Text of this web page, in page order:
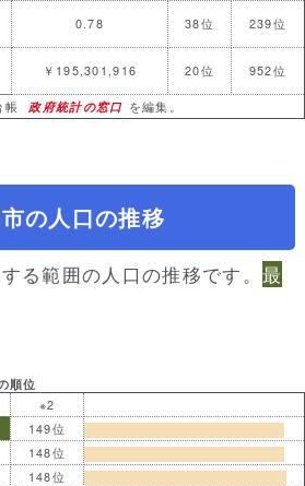
0.78 38位 239位
￥195,301,916 20位 952位
帳 政府統計の窓口 を編集。
の人口の推移
る範囲の人口の推移です。 最
順位
※2
149位
148位
148位